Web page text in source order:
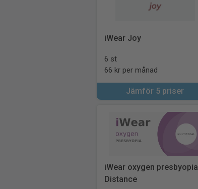
iWear Joy
6 st
66 kr per månad
Jämför 5 priser
iWear oxygen presbyopia
Distance